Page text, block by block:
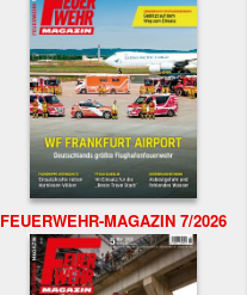
FEUERWEHR-MAGAZIN 7/2026